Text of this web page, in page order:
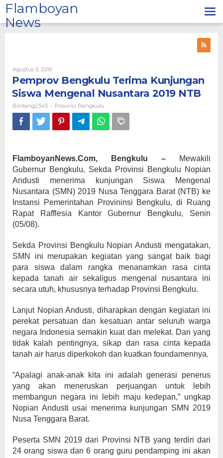
Lewati
ke
konten
Flamboyan
News
Agustus 5, 2019Oleh
Bintang2345
Pemprov Bengkulu Terima Kunjungan
Siswa Mengenal Nusantara 2019 NTB
Bintang2345 - Provinsi Bengkulu
FlamboyanNews.Com, Bengkulu – Mewakili
Gubernur Bengkulu, Sekda Provinsi Bengkulu Nopian
Andusti menerima kunjungan Siswa Mengenal
Nusantara (SMN) 2019 Nusa Tenggara Barat (NTB) ke
Instansi Pemerintahan Provininsi Bengkulu, di Ruang
Rapat Rafflesia Kantor Gubernur Bengkulu, Senin
(05/08).
Sekda Provinsi Bengkulu Nopian Andusti mengatakan,
SMN ini merupakan kegiatan yang sangat baik bagi
para siswa dalam rangka menanamkan rasa cinta
kepada tanah air sekaligus mengenal nusantara ini
secara utuh, khususnya terhadap Provinsi Bengkulu.
Lanjut Nopian Andusti, diharapkan dengan kegiatan ini
perekat persatuan dan kesatuan antar seluruh warga
negara Indonesia semakin kuat dan melekat. Dan yang
tidak kalah pentingnya, sikap dan rasa cinta kepada
tanah air harus diperkokoh dan kuatkan foundamennya.
“Apalagi anak-anak kita ini adalah generasi penerus
yang akan meneruskan perjuangan untuk lebih
membangun negara ini lebih maju kedepan,” ungkap
Nopian Andusti usai menerima kunjungan SMN 2019
Nusa Tenggara Barat.
Peserta SMN 2019 dari Provinsi NTB yang terdiri dari
24 orang siswa dan 6 orang guru pendamping ini akan